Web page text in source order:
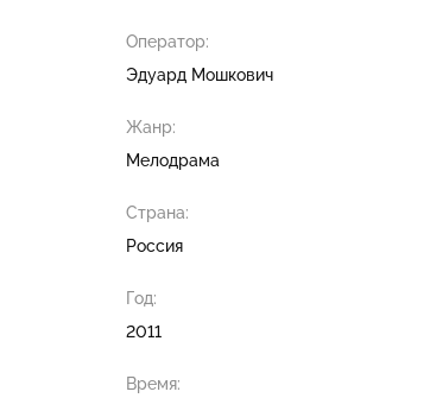
Оператор:
Эдуард Мошкович
Жанр:
Мелодрама
Страна:
Россия
Год:
2011
Время: